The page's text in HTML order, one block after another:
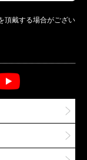
頂戴する場合がござい